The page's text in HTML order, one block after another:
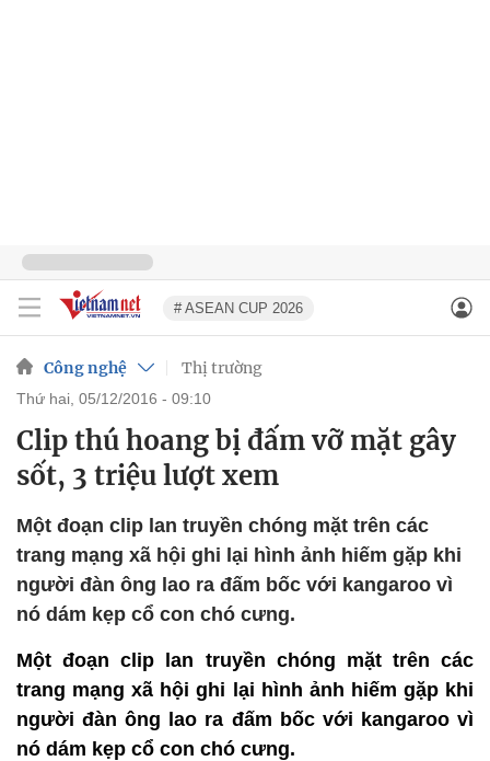
# ASEAN CUP 2026
Công nghệ Thị trường
thứ hai, 05/12/2016 - 09:10
Clip thú hoang bị đấm vỡ mặt gây
sốt, 3 triệu lượt xem
Một đoạn clip lan truyền chóng mặt trên các
trang mạng xã hội ghi lại hình ảnh hiếm gặp khi
người đàn ông lao ra đấm bốc với kangaroo vì
nó dám kẹp cổ con chó cưng.
Một đoạn clip lan truyền chóng mặt trên các
trang mạng xã hội ghi lại hình ảnh hiếm gặp khi
người đàn ông lao ra đấm bốc với kangaroo vì
nó dám kẹp cổ con chó cưng.